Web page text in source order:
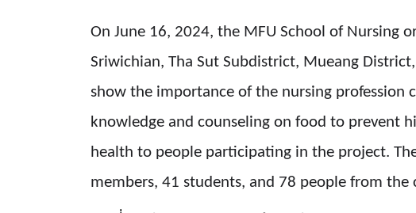
On June 16, 2024, the MFU School of Nursing
Sriwichian, Tha Sut Subdistrict, Mueang
show the importance of the nursing profession
knowledge and counseling on food to prevent
health to people participating in the project.
members, 41 students, and 78 people from